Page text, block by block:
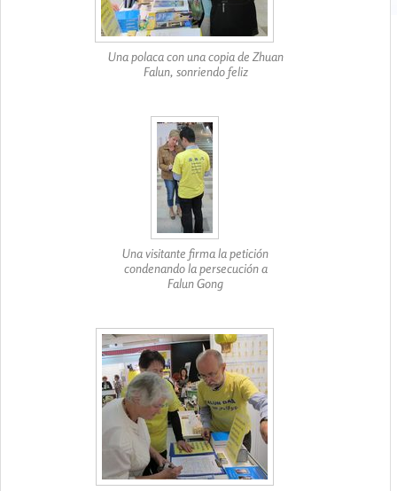
Una polaca con una copia de Zhuan
Falun, sonriendo feliz
Una visitante firma la petición
condenando la persecución a
Falun Gong